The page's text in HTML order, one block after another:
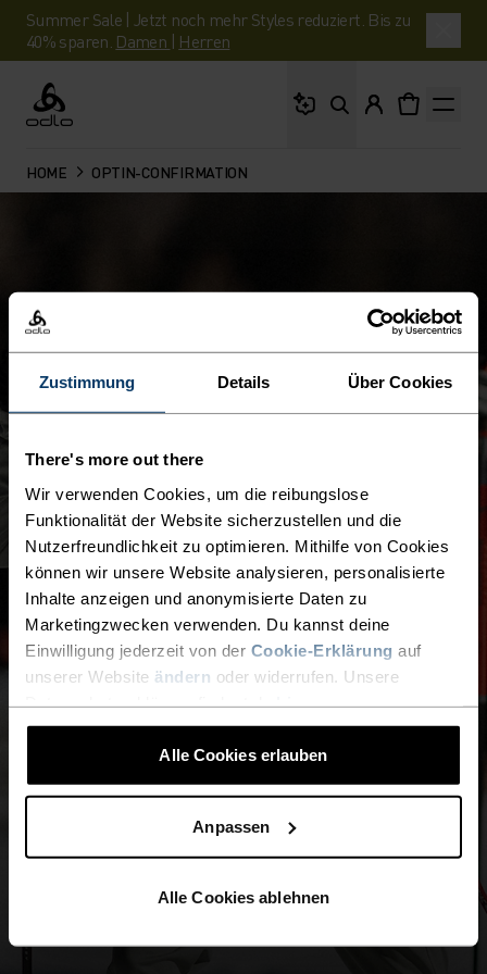
Zustimmung Details Über Cookies
There's more out there
Wir verwenden Cookies, um die reibungslose
Funktionalität der Website sicherzustellen und die
Nutzerfreundlichkeit zu optimieren. Mithilfe von Cookies
können wir unsere Website analysieren, personalisierte
Inhalte anzeigen und anonymisierte Daten zu
Marketingzwecken verwenden. Du kannst deine
Einwilligung jederzeit von der Cookie-Erklärung auf
unserer Website ändern oder widerrufen. Unsere
Alle Cookies erlauben
Anpassen
Alle Cookies ablehnen
Summer Sale | Jetzt noch mehr Styles reduziert. Bis zu
40% sparen. Damen | Herren
Odlo
HOME OPTIN-CONFIRMATION
WILLKOMMEN IM CLUB
Wir freuen uns, dass du an Bord bist, und
können es kaum erwarten, dir neue
Inspirationen für deine Outdoor-Abenteuer zu
FÜR DAMEN FÜR HERREN